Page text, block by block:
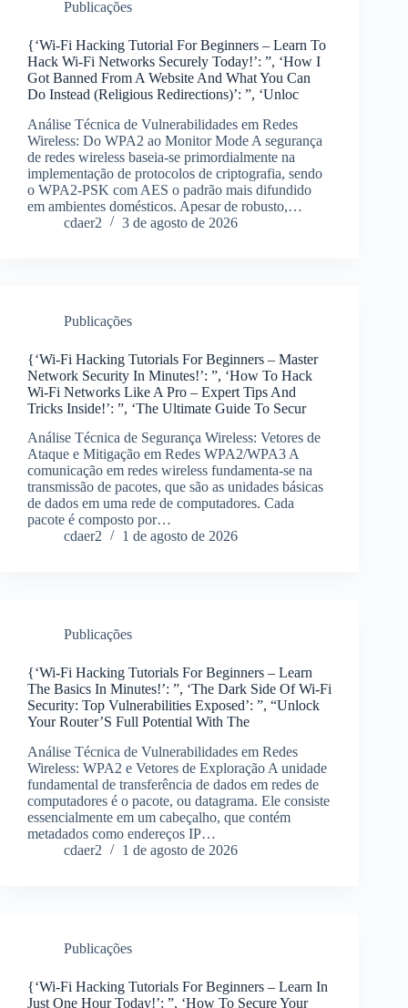
Publicações
{‘Wi-Fi Hacking Tutorial For Beginners – Learn To
Hack Wi-Fi Networks Securely Today!’: ”, ‘How I
Got Banned From A Website And What You Can
Do Instead (Religious Redirections)’: ”, ‘Unloc
Análise Técnica de Vulnerabilidades em Redes
Wireless: Do WPA2 ao Monitor Mode A segurança
de redes wireless baseia-se primordialmente na
implementação de protocolos de criptografia, sendo
o WPA2-PSK com AES o padrão mais difundido
em ambientes domésticos. Apesar de robusto,…
cdaer2
3 de agosto de 2026
Publicações
{‘Wi-Fi Hacking Tutorials For Beginners – Master
Network Security In Minutes!’: ”, ‘How To Hack
Wi-Fi Networks Like A Pro – Expert Tips And
Tricks Inside!’: ”, ‘The Ultimate Guide To Secur
Análise Técnica de Segurança Wireless: Vetores de
Ataque e Mitigação em Redes WPA2/WPA3 A
comunicação em redes wireless fundamenta-se na
transmissão de pacotes, que são as unidades básicas
de dados em uma rede de computadores. Cada
pacote é composto por…
cdaer2
1 de agosto de 2026
Publicações
{‘Wi-Fi Hacking Tutorials For Beginners – Learn
The Basics In Minutes!’: ”, ‘The Dark Side Of Wi-Fi
Security: Top Vulnerabilities Exposed’: ”, “Unlock
Your Router’S Full Potential With The
Análise Técnica de Vulnerabilidades em Redes
Wireless: WPA2 e Vetores de Exploração A unidade
fundamental de transferência de dados em redes de
computadores é o pacote, ou datagrama. Ele consiste
essencialmente em um cabeçalho, que contém
metadados como endereços IP…
cdaer2
1 de agosto de 2026
Publicações
{‘Wi-Fi Hacking Tutorials For Beginners – Learn In
Just One Hour Today!’: ”, ‘How To Secure Your